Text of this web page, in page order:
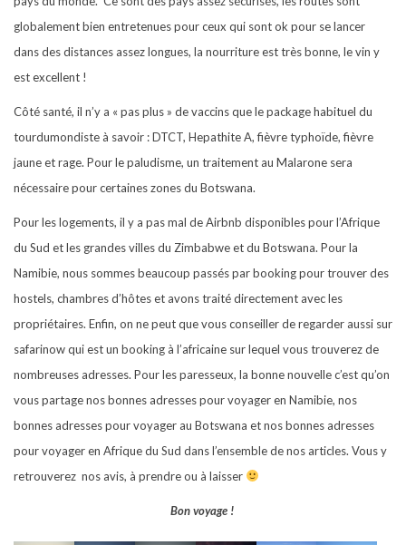
globalement bien entretenues pour ceux qui sont ok pour se lancer
dans des distances assez longues, la nourriture est très bonne, le vin y
est excellent !
Côté santé, il n’y a « pas plus » de vaccins que le package habituel du
tourdumondiste à savoir : DTCT, Hepathite A, fièvre typhoïde, fièvre
jaune et rage. Pour le paludisme, un traitement au Malarone sera
nécessaire pour certaines zones du Botswana.
Pour les logements, il y a pas mal de Airbnb disponibles pour l’Afrique
du Sud et les grandes villes du Zimbabwe et du Botswana. Pour la
Namibie, nous sommes beaucoup passés par booking pour trouver des
hostels, chambres d’hôtes et avons traité directement avec les
propriétaires. Enfin, on ne peut que vous conseiller de regarder aussi sur
safarinow qui est un booking à l’africaine sur lequel vous trouverez de
nombreuses adresses. Pour les paresseux, la bonne nouvelle c’est qu’on
vous partage nos bonnes adresses pour voyager en Namibie, nos
bonnes adresses pour voyager au Botswana et nos bonnes adresses
pour voyager en Afrique du Sud dans l’ensemble de nos articles. Vous y
retrouverez nos avis, à prendre ou à laisser
Bon voyage !